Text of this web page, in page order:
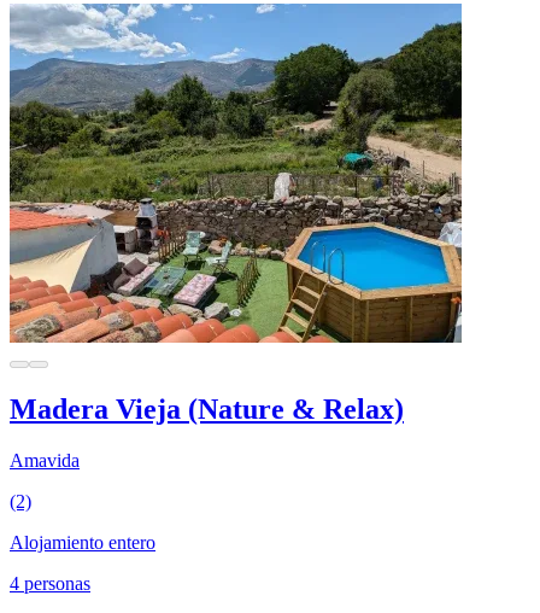
Madera Vieja (Nature & Relax)
Amavida
(2)
Alojamiento entero
4 personas